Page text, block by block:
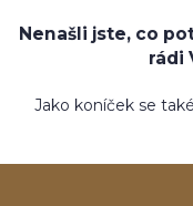
Nenašli jste, co
rádi
Jako koníček se